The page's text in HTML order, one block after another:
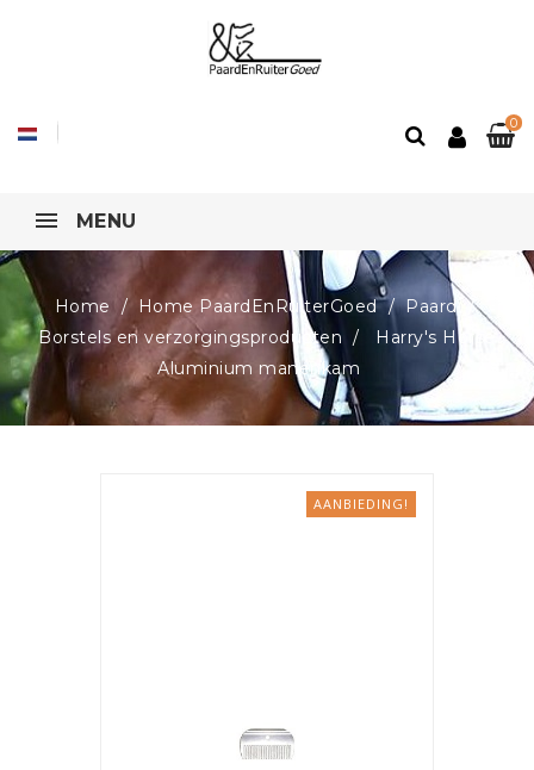
0
MENU
Home Home PaardEnRuiterGoed
Paard
Borstels en verzorgingsproducten
Harry's Horse
Aluminium manenkam
AANBIEDING!